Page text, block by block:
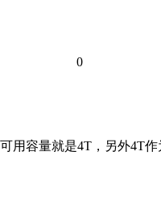
0
用容量就是4T，另外4T